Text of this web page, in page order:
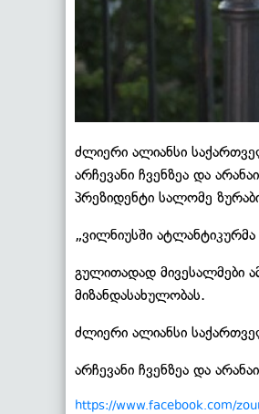
ძლიერი ალიანსი
არჩევანი ჩვენზეა და
პრეზიდენტი სალომე
„ვილნიუსში
გულითადად მივესალმები
მიზანდასახულობას.
ძლიერი ალიანსი
არჩევანი ჩვენზეა და
https://www.facebook.com/